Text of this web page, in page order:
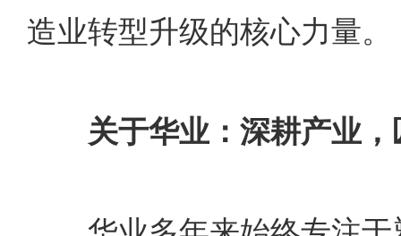
造业转型升级的核心力量。
关于华业：深耕产业